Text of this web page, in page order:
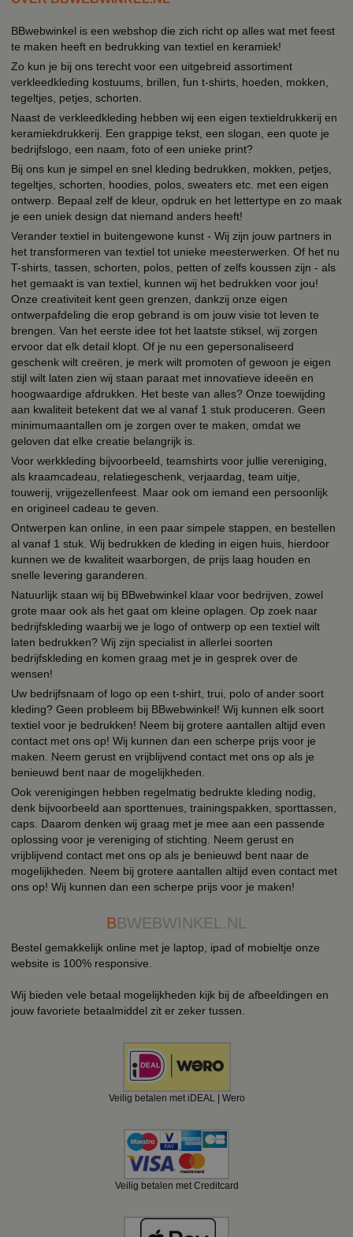
BBwebwinkel is een webshop die zich richt op alles wat met feest
te maken heeft en bedrukking van textiel en keramiek!
Zo kun je bij ons terecht voor een uitgebreid assortiment
verkleedkleding kostuums, brillen, fun t-shirts, hoeden, mokken,
tegeltjes, petjes, schorten.
Naast de verkleedkleding hebben wij een eigen textieldrukkerij en
keramiekdrukkerij. Een grappige tekst, een slogan, een quote je
bedrijfslogo, een naam, foto of een unieke print?
Bij ons kun je simpel en snel kleding bedrukken, mokken, petjes,
tegeltjes, schorten, hoodies, polos, sweaters etc. met een eigen
ontwerp. Bepaal zelf de kleur, opdruk en het lettertype en zo maak
je een uniek design dat niemand anders heeft!
Verander textiel in buitengewone kunst - Wij zijn jouw partners in
het transformeren van textiel tot unieke meesterwerken. Of het nu
T-shirts, tassen, schorten, polos, petten of zelfs koussen zijn - als
het gemaakt is van textiel, kunnen wij het bedrukken voor jou!
Onze creativiteit kent geen grenzen, dankzij onze eigen
ontwerpafdeling die erop gebrand is om jouw visie tot leven te
brengen. Van het eerste idee tot het laatste stiksel, wij zorgen
ervoor dat elk detail klopt. Of je nu een gepersonaliseerd
geschenk wilt creëren, je merk wilt promoten of gewoon je eigen
stijl wilt laten zien wij staan paraat met innovatieve ideeën en
hoogwaardige afdrukken. Het beste van alles? Onze toewijding
aan kwaliteit betekent dat we al vanaf 1 stuk produceren. Geen
minimumaantallen om je zorgen over te maken, omdat we
geloven dat elke creatie belangrijk is.
Voor werkkleding bijvoorbeeld, teamshirts voor jullie vereniging,
als kraamcadeau, relatiegeschenk, verjaardag, team uitje,
touwerij, vrijgezellenfeest. Maar ook om iemand een persoonlijk
en origineel cadeau te geven.
Ontwerpen kan online, in een paar simpele stappen, en bestellen
al vanaf 1 stuk. Wij bedrukken de kleding in eigen huis, hierdoor
kunnen we de kwaliteit waarborgen, de prijs laag houden en
snelle levering garanderen.
Natuurlijk staan wij bij BBwebwinkel klaar voor bedrijven, zowel
grote maar ook als het gaat om kleine oplagen. Op zoek naar
bedrijfskleding waarbij we je logo of ontwerp op een textiel wilt
laten bedrukken? Wij zijn specialist in allerlei soorten
bedrijfskleding en komen graag met je in gesprek over de
wensen!
Uw bedrijfsnaam of logo op een t-shirt, trui, polo of ander soort
kleding? Geen probleem bij BBwebwinkel! Wij kunnen elk soort
textiel voor je bedrukken! Neem bij grotere aantallen altijd even
contact met ons op! Wij kunnen dan een scherpe prijs voor je
maken. Neem gerust en vrijblijvend contact met ons op als je
benieuwd bent naar de mogelijkheden.
Ook verenigingen hebben regelmatig bedrukte kleding nodig,
denk bijvoorbeeld aan sporttenues, trainingspakken, sporttassen,
caps. Daarom denken wij graag met je mee aan een passende
oplossing voor je vereniging of stichting. Neem gerust en
vrijblijvend contact met ons op als je benieuwd bent naar de
mogelijkheden. Neem bij grotere aantallen altijd even contact met
ons op! Wij kunnen dan een scherpe prijs voor je maken!
BBWEBWINKEL.NL
Bestel gemakkelijk online met je laptop, ipad of mobieltje onze
website is 100% responsive.
Wij bieden vele betaal mogelijkheden kijk bij de afbeeldingen en
jouw favoriete betaalmiddel zit er zeker tussen.
Veilig betalen met iDEAL | Wero
Veilig betalen met Creditcard